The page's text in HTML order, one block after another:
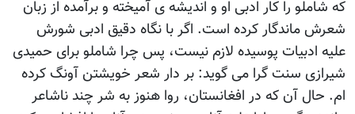
که شاملو را کار ادبی او و انديشه ی آميخته و برآمده از زبان
شعرش ماندگار کرده است. اگر با نگاه دقيق ادبی شورش
عليه ادبيات پوسيده لازم نيست، پس چرا شاملو برای حميدی
شيرازی سنت گرا می گويد: بر دار شعر خویشتن آونگ کرده
ام. حال آن که در افغانستان، روا هنوز به شر چند ناشاعر